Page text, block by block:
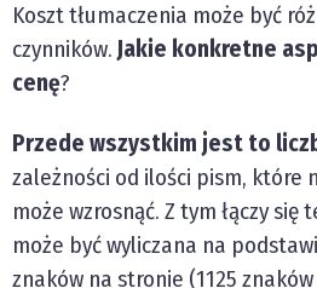
Koszt tłumaczenia może być
czynników. Jakie konkretne
cenę?
Przede wszystkim jest to
zależności od ilości pism, które
może wzrosnąć. Z tym łączy się
może być wyliczana na
znaków na stronie (1125